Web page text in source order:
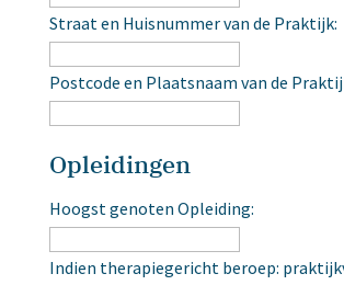
Straat en Huisnummer van de Praktijk:
Postcode en Plaatsnaam van de
Opleidingen
Hoogst genoten Opleiding:
Indien therapiegericht beroep: